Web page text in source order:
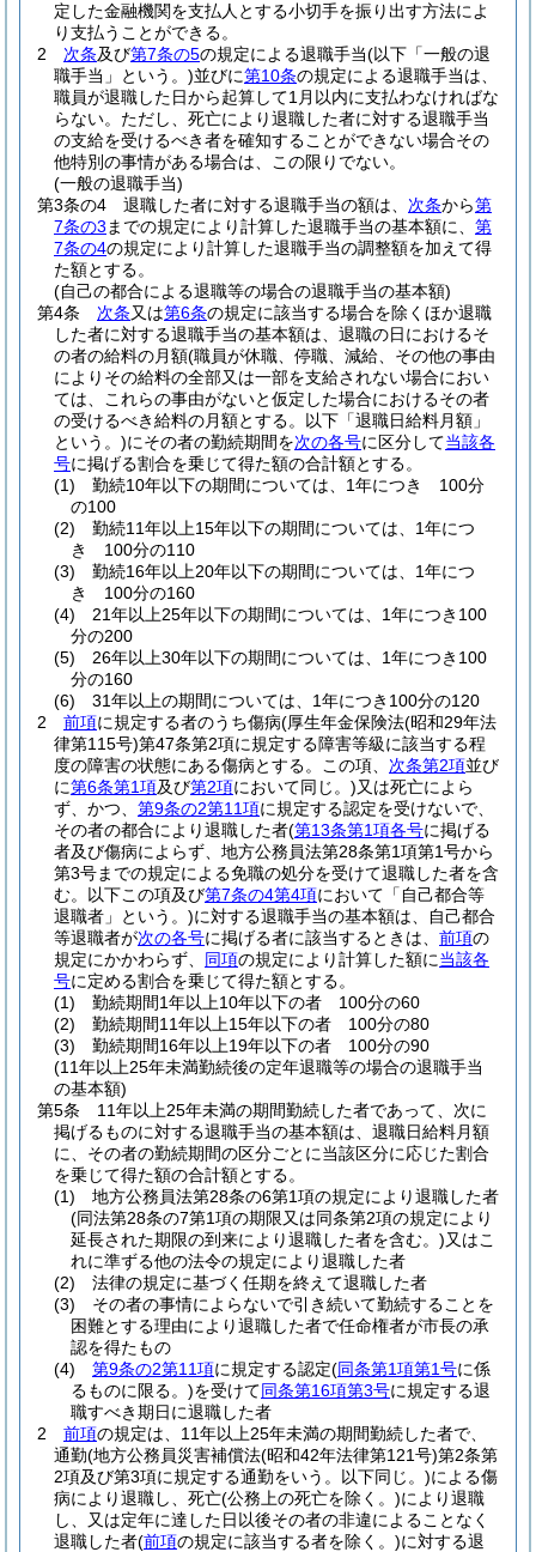
定した金融機関を支払人とする小切手を振り出す方法によ
り支払うことができる。
2
次条及び第7条の5の規定による退職手当(以下「一般の退
職手当」という。)並びに第10条の規定による退職手当は、
職員が退職した日から起算して1月以内に支払わなければな
らない。 ただし、死亡により退職した者に対する退職手当
の支給を受けるべき者を確知することができない場合その
他特別の事情がある場合は、この限りでない。
(一般の退職手当)
第3条の4
退職した者に対する退職手当の額は、 次条から第
7条の3 までの規定により計算した退職手当の基本額に、 第
7条の4の規定により計算した退職手当の調整額を加えて得
た額とする。
(自己の都合による退職等の場合の退職手当の基本額)
第4条
次条又は第6条の規定に該当する場合を除くほか退職
した者に対する退職手当の基本額は、退職の日におけるそ
の者の給料の月額(職員が休職、停職、減給、その他の事由
によりその給料の全部又は一部を支給されない場合におい
ては、これらの事由がないと仮定した場合におけるその者
の受けるべき給料の月額とする。以下「退職日給料月額」
という。)にその者の勤続期間を次の各号に区分して当該各
号に掲げる割合を乗じて得た額の合計額とする。
(1)
勤続10年以下の期間については、1年につき 100分
の100
(2)
勤続11年以上15年以下の期間については、1年につ
き 100分の110
(3)
勤続16年以上20年以下の期間については、1年につ
き 100分の160
(4)
21年以上25年以下の期間については、1年につき100
分の200
(5)
26年以上30年以下の期間については、1年につき100
分の160
(6)
31年以上の期間については、1年につき100分の120
2
前項に規定する者のうち傷病(厚生年金保険法(昭和29年法
律第115号)第47条第2項に規定する障害等級に該当する程
度の障害の状態にある傷病とする。この項、 次条第2項並び
に第6条第1項及び第2項において同じ。)又は死亡によら
ず、かつ、 第9条の2第11項に規定する認定を受けないで、
その者の都合により退職した者(第13条第1項各号に掲げる
者及び傷病によらず、地方公務員法第28条第1項第1号から
第3号までの規定による免職の処分を受けて退職した者を含
む。以下この項及び第7条の4第4項において「自己都合等
退職者」という。)に対する退職手当の基本額は、自己都合
等退職者が次の各号に掲げる者に該当するときは、 前項の
規定にかかわらず、 同項の規定により計算した額に当該各
号に定める割合を乗じて得た額とする。
(1)
勤続期間1年以上10年以下の者 100分の60
(2)
勤続期間11年以上15年以下の者 100分の80
(3)
勤続期間16年以上19年以下の者 100分の90
(11年以上25年未満勤続後の定年退職等の場合の退職手当
の基本額)
第5条
11年以上25年未満の期間勤続した者であって、次に
掲げるものに対する退職手当の基本額は、退職日給料月額
に、その者の勤続期間の区分ごとに当該区分に応じた割合
を乗じて得た額の合計額とする。
(1)
地方公務員法第28条の6第1項の規定により退職した者
(同法第28条の7第1項の期限又は同条第2項の規定により
延長された期限の到来により退職した者を含む。)又はこ
れに準ずる他の法令の規定により退職した者
(2)
法律の規定に基づく任期を終えて退職した者
(3)
その者の事情によらないで引き続いて勤続することを
困難とする理由により退職した者で任命権者が市長の承
認を得たもの
(4)
第9条の2第11項に規定する認定(同条第1項第1号に係
るものに限る。)を受けて同条第16項第3号に規定する退
職すべき期日に退職した者
2
前項の規定は、11年以上25年未満の期間勤続した者で、
通勤(地方公務員災害補償法(昭和42年法律第121号)第2条第
2項及び第3項に規定する通勤をいう。以下同じ。)による傷
病により退職し、死亡(公務上の死亡を除く。)により退職
し、又は定年に達した日以後その者の非違によることなく
退職した者(前項の規定に該当する者を除く。)に対する退